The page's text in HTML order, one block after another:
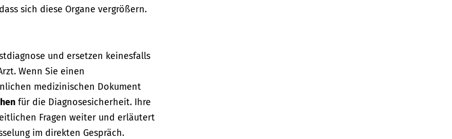
sich diese Organe vergrößern.
und ersetzen keinesfalls
Wenn Sie einen
medizinischen Dokument
für die Diagnosesicherheit. Ihre
Fragen weiter und erläutert
im direkten Gespräch.